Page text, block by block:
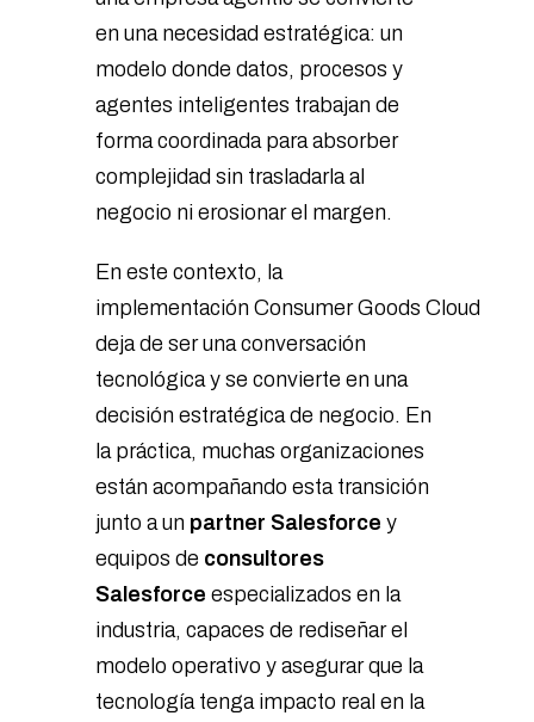
en una necesidad estratégica: un
modelo donde datos, procesos y
agentes inteligentes trabajan de
forma coordinada para absorber
complejidad sin trasladarla al
negocio ni erosionar el margen.
En este contexto, la
implementación Consumer Goods Cloud
deja de ser una conversación
tecnológica y se convierte en una
decisión estratégica de negocio. En
la práctica, muchas organizaciones
están acompañando esta transición
junto a un partner Salesforce y
equipos de consultores
Salesforce especializados en la
industria, capaces de rediseñar el
modelo operativo y asegurar que la
tecnología tenga impacto real en la